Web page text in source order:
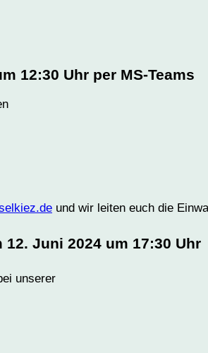
12:30 Uhr per MS-Teams
und wir leiten euch die
Juni 2024 um 17:30 Uhr
unserer